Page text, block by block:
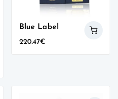
Blue Label
220.47€